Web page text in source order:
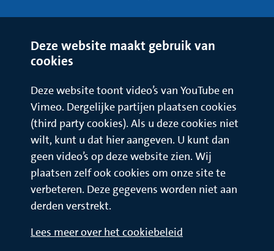
Deze website maakt gebruik van
cookies
Deze website toont video’s van YouTube en
Vimeo. Dergelijke partijen plaatsen cookies
(third party cookies). Als u deze cookies niet
wilt, kunt u dat hier aangeven. U kunt dan
geen video’s op deze website zien. Wij
plaatsen zelf ook cookies om onze site te
verbeteren. Deze gegevens worden niet aan
derden verstrekt.
Lees meer over het cookiebeleid